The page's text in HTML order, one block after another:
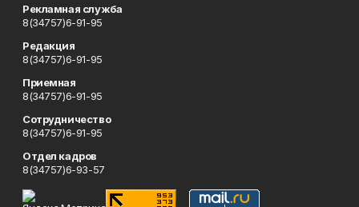
Рекламная служба
8(34757)6-91-95
Редакция
8(34757)6-91-95
Приемная
8(34757)6-91-95
Сотрудничество
8(34757)6-91-95
Отдел кадров
8(34757)6-93-57